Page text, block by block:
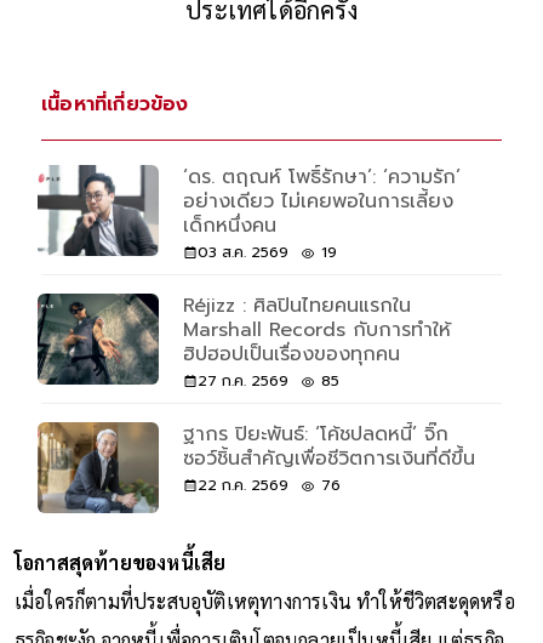
ประเทศได้อีกครั้ง
เนื้อหาที่เกี่ยวข้อง
‘ดร. ตฤณห์ โพธิ์รักษา’: ‘ความรัก’
อย่างเดียว ไม่เคยพอในการเลี้ยง
เด็กหนึ่งคน
03 ส.ค. 2569 19
Réjizz : ศิลปินไทยคนแรกใน
Marshall Records กับการทำให้
ฮิปฮอปเป็นเรื่องของทุกคน
27 ก.ค. 2569 85
ฐากร ปิยะพันธ์: ‘โค้ชปลดหนี้’ จิ๊ก
ซอว์ชิ้นสำคัญเพื่อชีวิตการเงินที่ดีขึ้น
22 ก.ค. 2569 76
โอกาสสุดท้ายของหนี้เสีย
เมื่อใครก็ตามที่ประสบอุบัติเหตุทางการเงิน ทำให้ชีวิตสะดุดหรือ